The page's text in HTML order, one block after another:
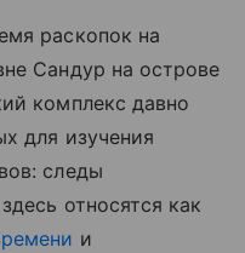
раскопок на
Сандур на острове
комплекс давно
для изучения
следы
относятся как
и